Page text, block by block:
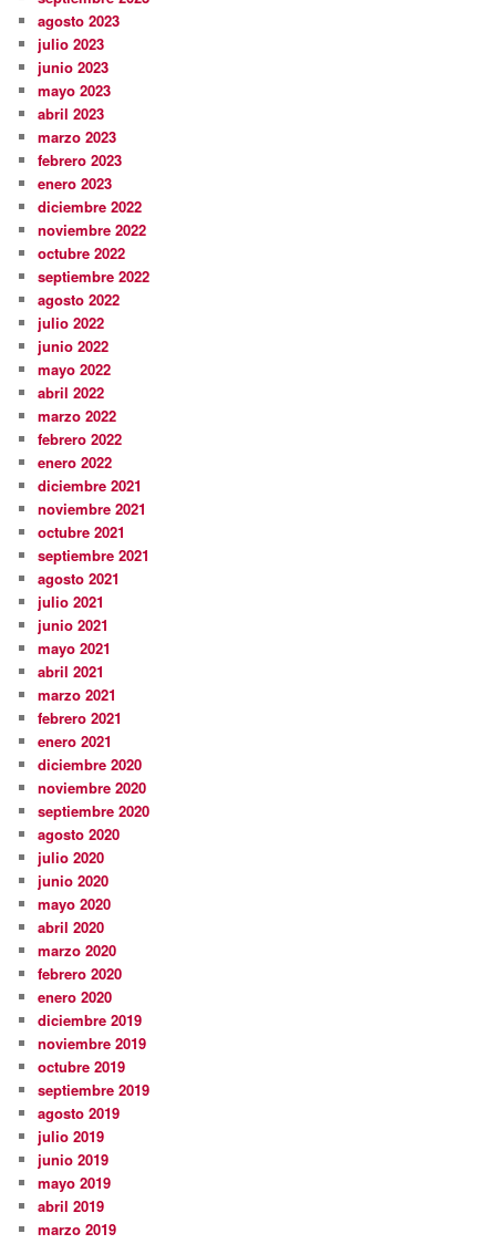
agosto 2023
julio 2023
junio 2023
mayo 2023
abril 2023
marzo 2023
febrero 2023
enero 2023
diciembre 2022
noviembre 2022
octubre 2022
septiembre 2022
agosto 2022
julio 2022
junio 2022
mayo 2022
abril 2022
marzo 2022
febrero 2022
enero 2022
diciembre 2021
noviembre 2021
octubre 2021
septiembre 2021
agosto 2021
julio 2021
junio 2021
mayo 2021
abril 2021
marzo 2021
febrero 2021
enero 2021
diciembre 2020
noviembre 2020
septiembre 2020
agosto 2020
julio 2020
junio 2020
mayo 2020
abril 2020
marzo 2020
febrero 2020
enero 2020
diciembre 2019
noviembre 2019
octubre 2019
septiembre 2019
agosto 2019
julio 2019
junio 2019
mayo 2019
abril 2019
marzo 2019